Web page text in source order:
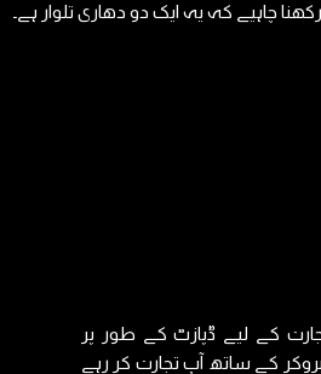
چاہیے کہ یہ ایک دو دھاری تلوار ہے۔
کے لیے ڈپازٹ کے طور پر
کے ساتھ آپ تجارت کر رہے